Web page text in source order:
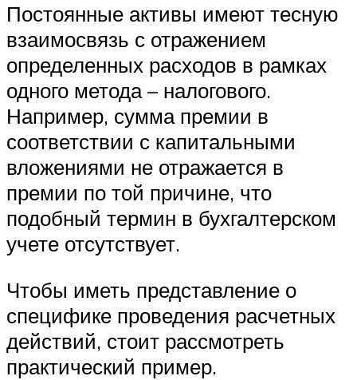
Постоянные активы имеют тесную
взаимосвязь с отражением
определенных расходов в рамках
одного метода – налогового.
Например, сумма премии в
соответствии с капитальными
вложениями не отражается в
премии по той причине, что
подобный термин в бухгалтерском
учете отсутствует.
Чтобы иметь представление о
специфике проведения расчетных
действий, стоит рассмотреть
практический пример.